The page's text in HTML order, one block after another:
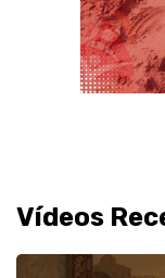
Vídeos